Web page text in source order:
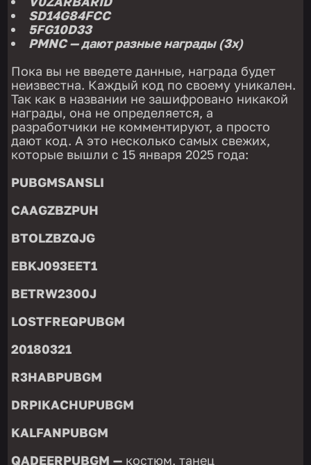
SD14G84FCC
5FG10D33
PMNC — дают разные награды (3х)
Пока вы не введете данные, награда будет
неизвестна. Каждый код по своему уникален.
Так как в названии не зашифровано никакой
награды, она не определяется, а
разработчики не комментируют, а просто
дают код. А это несколько самых свежих,
которые вышли с 15 января 2025 года:
PUBGMSANSLI
CAAGZBZPUH
BTOLZBZQJG
EBKJ093EET1
BETRW2300J
LOSTFREQPUBGM
20180321
R3HABPUBGM
DRPIKACHUPUBGM
KALFANPUBGM
QADEERPUBGM — костюм, танец